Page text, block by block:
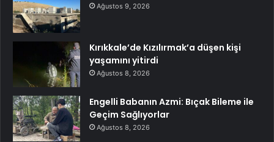
Ağustos 9, 2026
Kırıkkale’de Kızılırmak’a düşen kişi
yaşamını yitirdi
Ağustos 8, 2026
Engelli Babanın Azmi: Bıçak Bileme ile
Geçim Sağlıyorlar
Ağustos 8, 2026